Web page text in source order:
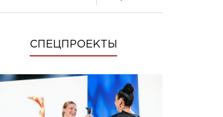
СПЕЦПРОЕКТЫ